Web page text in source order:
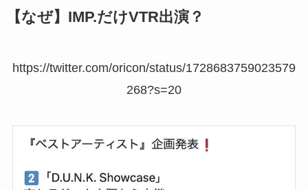
【なぜ】IMP.だけVTR出演？
https://twitter.com/oricon/status/1728683759023579
268?s=20